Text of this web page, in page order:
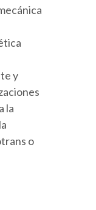
y
la
o